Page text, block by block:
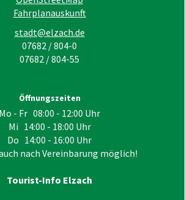
Fahrplanauskunft
stadt@elzach.de
07682 / 804-0
07682 / 804-55
Öffnungszeiten
Mo - Fr 08:00 - 12:00 Uhr
Mi 14:00 - 18:00 Uhr
Do 14:00 - 16:00 Uhr
nach Vereinbarung möglich!
Tourist-Info Elzach